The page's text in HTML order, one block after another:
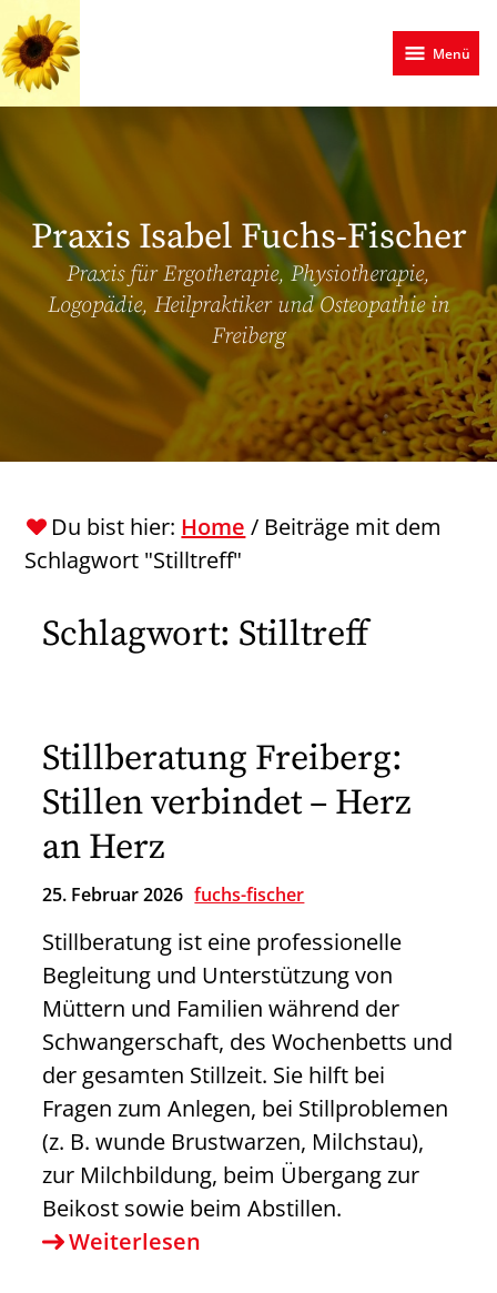
Zum
Hauptinhalt
springen
Menü
Praxis Isabel Fuchs-Fischer
Praxis für Ergotherapie, Physiotherapie,
Logopädie, Heilpraktiker und Osteopathie in
Freiberg
Du bist hier: Home / Beiträge mit dem
Schlagwort "Stilltreff"
Schlagwort: Stilltreff
Stillberatung Freiberg:
Stillen verbindet – Herz
an Herz
25. Februar 2026 fuchs-fischer
Stillberatung ist eine professionelle
Begleitung und Unterstützung von
Müttern und Familien während der
Schwangerschaft, des Wochenbetts und
der gesamten Stillzeit. Sie hilft bei
Fragen zum Anlegen, bei Stillproblemen
(z. B. wunde Brustwarzen, Milchstau),
zur Milchbildung, beim Übergang zur
Beikost sowie beim Abstillen.
Weiterlesen